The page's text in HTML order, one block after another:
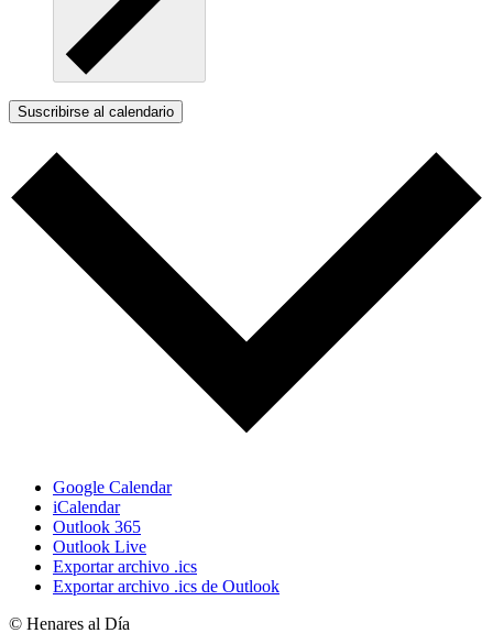
Suscribirse al calendario
Google Calendar
iCalendar
Outlook 365
Outlook Live
Exportar archivo .ics
Exportar archivo .ics de Outlook
© Henares al Día